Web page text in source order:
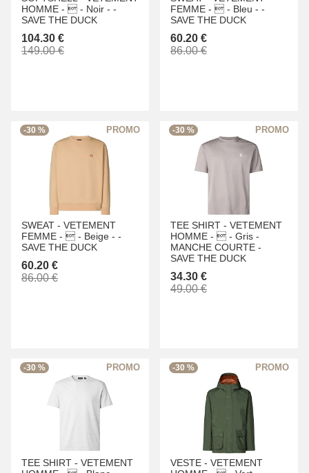
HOMME -  - Noir - -
SAVE THE DUCK
104.30 €
149.00 €
FEMME -  - Bleu - -
SAVE THE DUCK
60.20 €
86.00 €
-30 %
SWEAT - VETEMENT
FEMME -  - Beige - -
SAVE THE DUCK
60.20 €
86.00 €
-30 %
TEE SHIRT - VETEMENT
HOMME -  - Gris -
MANCHE COURTE -
SAVE THE DUCK
34.30 €
49.00 €
-30 %
TEE SHIRT - VETEMENT
-30 %
VESTE - VETEMENT